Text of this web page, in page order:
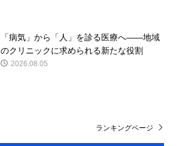
「病気」から「人」を診る医療へ――地域
のクリニックに求められる新たな役割
2026.08.05
ランキングページ